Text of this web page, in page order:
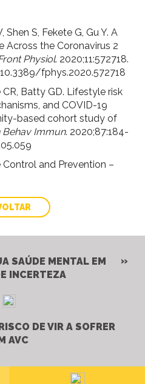
Shen S, Fekete G, Gu Y. A
Across the Coronavirus 2
Physiol. 2020;11:572718.
fphys.2020.572718
Batty GD. Lifestyle risk
and COVID-19
based cohort study of
Behav Immun. 2020;87:184-
Control and Prevention –
SAÚDE MENTAL EM
INCERTEZA
DE VIR A SOFRER
AVC